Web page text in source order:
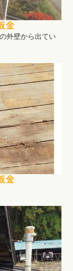
金
外壁から出てい
金